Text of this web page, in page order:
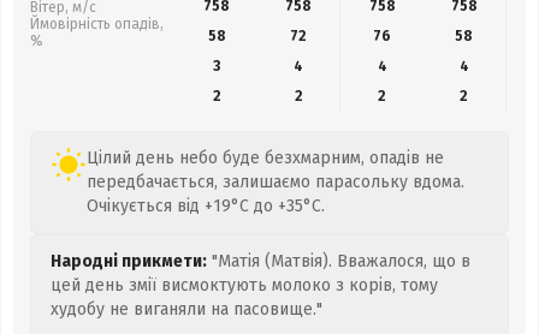
Вітер, м/с
Ймовірність опадів,
%
758
758 758 758
58
72 76 58
3
4 4
4
2
2 2 2
Цілий день небо буде безхмарним, опадів не
передбачається, залишаємо парасольку вдома.
Очікується від +19°C до +35°C.
Народні прикмети: "Матія (Матвія). Вважалося, що в
цей день змії висмоктують молоко з корів, тому
худобу не виганяли на пасовище."